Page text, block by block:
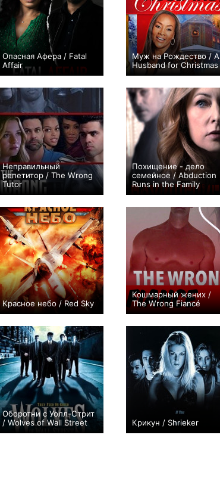
Опасная Афера / Fatal
Affair
0
Муж на Рождество / A
Husband for Christmas
0
Неправильный
репетитор / The Wrong
Tutor
+1
Похищение - дело
семейное / Abduction
Runs in the Family
+1
Красное небо / Red Sky
0
Кошмарный жених /
The Wrong Fiancé
0
Оборотни с Уолл-Стрит
/ Wolves of Wall Street
+1
Крикун / Shrieker
0